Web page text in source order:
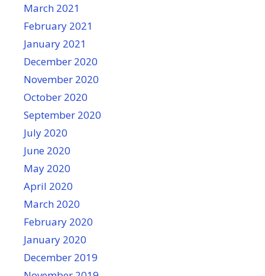
March 2021
February 2021
January 2021
December 2020
November 2020
October 2020
September 2020
July 2020
June 2020
May 2020
April 2020
March 2020
February 2020
January 2020
December 2019